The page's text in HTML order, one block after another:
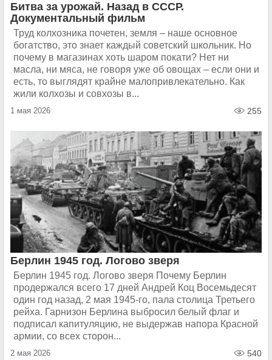
Битва за урожай. Назад в СССР.
Документальный фильм
Труд колхозника почетен, земля – наше основное
богатство, это знает каждый советский школьник. Но
почему в магазинах хоть шаром покати? Нет ни
масла, ни мяса, не говоря уже об овощах – если они и
есть, то выглядят крайне малопривлекательно. Как
жили колхозы и совхозы в...
1 мая 2026 255
Берлин 1945 год. Логово зверя
Берлин 1945 год. Логово зверя Почему Берлин
продержался всего 17 дней Андрей Коц Восемьдесят
один год назад, 2 мая 1945-го, пала столица Третьего
рейха. Гарнизон Берлина выбросил белый флаг и
подписал капитуляцию, не выдержав напора Красной
армии, со всех сторон...
2 мая 2026 540